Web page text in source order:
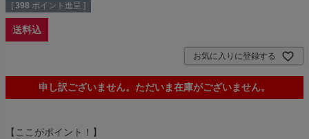
[ 398 ポイント進呈 ]
送料込
お気に入りに登録する
申し訳ございません。ただいま在庫がございません。
【ここがポイント！】